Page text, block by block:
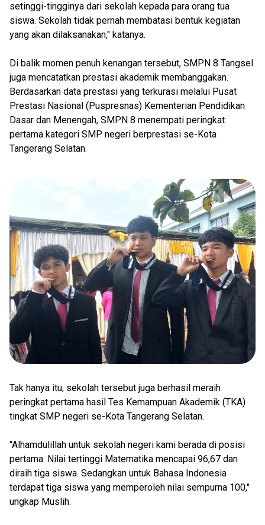
setinggi-tingginya dari sekolah kepada para orang tua
siswa. Sekolah tidak pernah membatasi bentuk kegiatan
yang akan dilaksanakan," katanya.
Di balik momen penuh kenangan tersebut, SMPN 8 Tangsel
juga mencatatkan prestasi akademik membanggakan.
Berdasarkan data prestasi yang terkurasi melalui Pusat
Prestasi Nasional (Puspresnas) Kementerian Pendidikan
Dasar dan Menengah, SMPN 8 menempati peringkat
pertama kategori SMP negeri berprestasi se-Kota
Tangerang Selatan.
Tak hanya itu, sekolah tersebut juga berhasil meraih
peringkat pertama hasil Tes Kemampuan Akademik (TKA)
tingkat SMP negeri se-Kota Tangerang Selatan.
"Alhamdulillah untuk sekolah negeri kami berada di posisi
pertama. Nilai tertinggi Matematika mencapai 96,67 dan
diraih tiga siswa. Sedangkan untuk Bahasa Indonesia
terdapat tiga siswa yang memperoleh nilai sempurna 100,"
ungkap Muslih.